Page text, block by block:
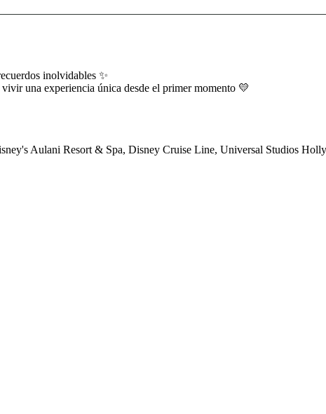
inolvidables ✨
una experiencia única desde el primer momento 💛
Aulani Resort & Spa, Disney Cruise Line, Universal Studios